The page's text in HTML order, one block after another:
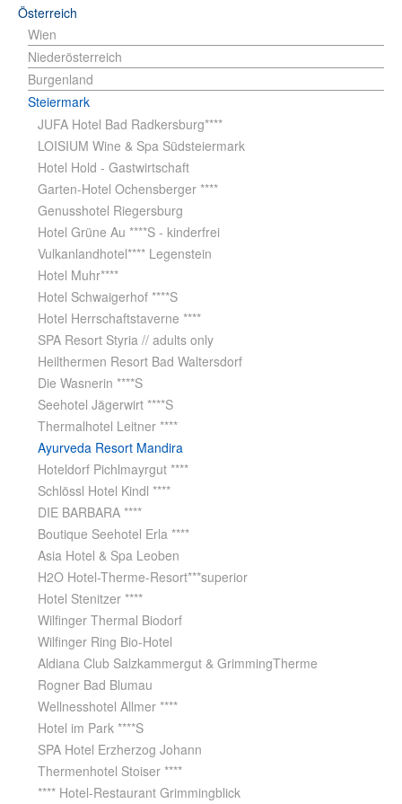
Österreich
Wien
Niederösterreich
Burgenland
Steiermark
JUFA Hotel Bad Radkersburg****
LOISIUM Wine & Spa Südsteiermark
Hotel Hold - Gastwirtschaft
Garten-Hotel Ochensberger ****
Genusshotel Riegersburg
Hotel Grüne Au ****S - kinderfrei
Vulkanlandhotel**** Legenstein
Hotel Muhr****
Hotel Schwaigerhof ****S
Hotel Herrschaftstaverne ****
SPA Resort Styria // adults only
Heilthermen Resort Bad Waltersdorf
Die Wasnerin ****S
Seehotel Jägerwirt ****S
Thermalhotel Leitner ****
Ayurveda Resort Mandira
Hoteldorf Pichlmayrgut ****
Schlössl Hotel Kindl ****
DIE BARBARA ****
Boutique Seehotel Erla ****
Asia Hotel & Spa Leoben
H2O Hotel-Therme-Resort***superior
Hotel Stenitzer ****
Wilfinger Thermal Biodorf
Wilfinger Ring Bio-Hotel
Aldiana Club Salzkammergut & GrimmingTherme
Rogner Bad Blumau
Wellnesshotel Allmer ****
Hotel im Park ****S
SPA Hotel Erzherzog Johann
Thermenhotel Stoiser ****
**** Hotel-Restaurant Grimmingblick